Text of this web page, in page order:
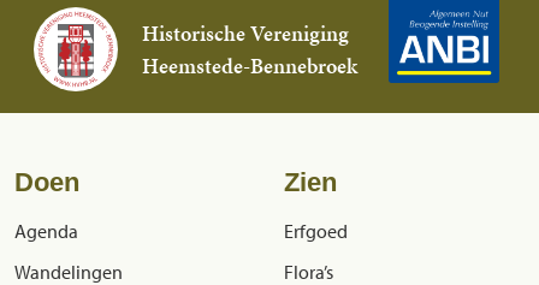
Historische Vereniging
Heemstede-Bennebroek
Doen
Agenda
Wandelingen
Zien
Erfgoed
Flora’s